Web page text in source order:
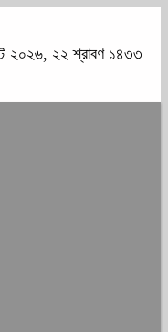
২০২৬, ২২ শ্রাবণ ১৪৩৩